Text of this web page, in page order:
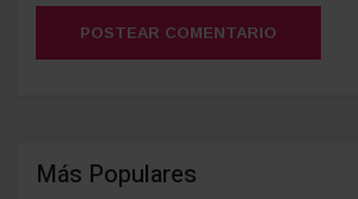
POSTEAR COMENTARIO
Más Populares